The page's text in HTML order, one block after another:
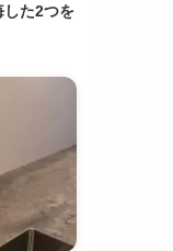
した2つを